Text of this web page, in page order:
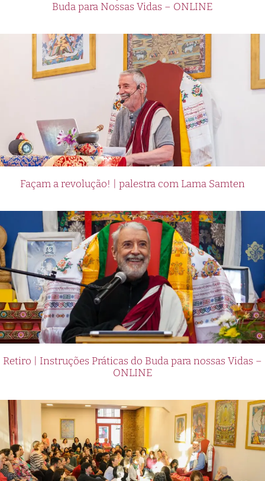
Buda para Nossas Vidas – ONLINE
Façam a revolução! | palestra com Lama Samten
Retiro | Instruções Práticas do Buda para nossas Vidas –
ONLINE